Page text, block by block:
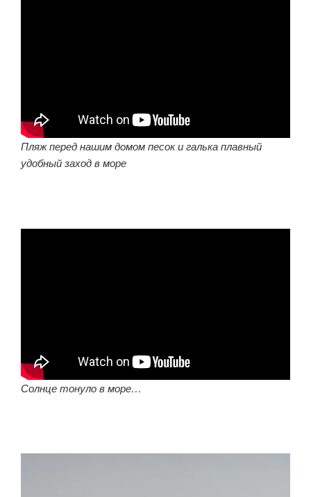
Пляж перед нашим домом песок и галька плавный
удобный заход в море
Солнце тонуло в море…